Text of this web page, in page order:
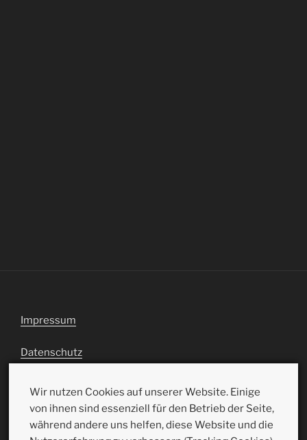
Impressum
Datenschutz
Wir nutzen Cookies auf unserer Website. Einige
von ihnen sind essenziell für den Betrieb der Seite,
während andere uns helfen, diese Website und die